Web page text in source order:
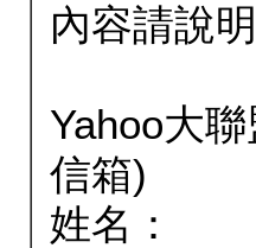
內容請說明
Yahoo大
信箱)
姓名：